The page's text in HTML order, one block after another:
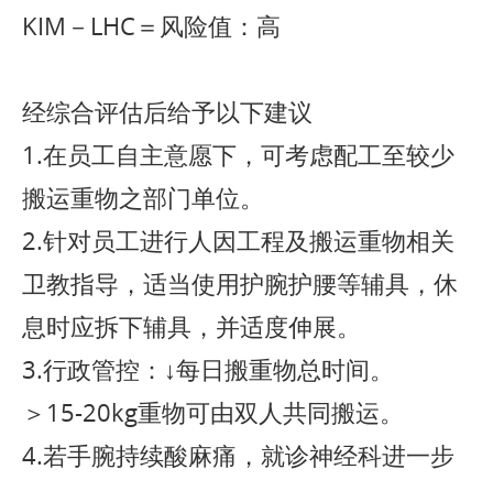
KIM－LHC＝风险值：高
经综合评估后给予以下建议
1.在员工自主意愿下，可考虑配工至较少
搬运重物之部门单位。
2.针对员工进行人因工程及搬运重物相关
卫教指导，适当使用护腕护腰等辅具，休
息时应拆下辅具，并适度伸展。
3.行政管控：↓每日搬重物总时间。
＞15-20kg重物可由双人共同搬运。
4.若手腕持续酸麻痛，就诊神经科进一步